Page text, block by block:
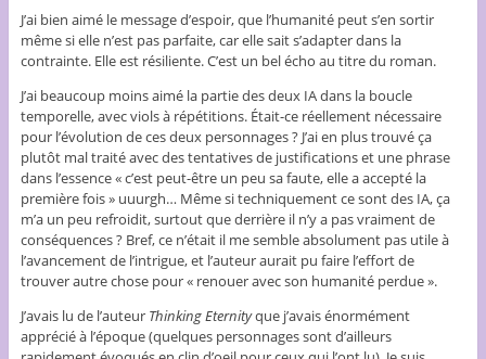
J’ai bien aimé le message d’espoir, que l’humanité peut s’en sortir
même si elle n’est pas parfaite, car elle sait s’adapter dans la
contrainte. Elle est résiliente. C’est un bel écho au titre du roman.
J’ai beaucoup moins aimé la partie des deux IA dans la boucle
temporelle, avec viols à répétitions. Était-ce réellement nécessaire
pour l’évolution de ces deux personnages ? J’ai en plus trouvé ça
plutôt mal traité avec des tentatives de justifications et une phrase
dans l’essence « c’est peut-être un peu sa faute, elle a accepté la
première fois » uuurgh… Même si techniquement ce sont des IA, ça
m’a un peu refroidit, surtout que derrière il n’y a pas vraiment de
conséquences ? Bref, ce n’était il me semble absolument pas utile à
l’avancement de l’intrigue, et l’auteur aurait pu faire l’effort de
trouver autre chose pour « renouer avec son humanité perdue ».
J’avais lu de l’auteur Thinking Eternityque j’avais énormément
apprécié à l’époque (quelques personnages sont d’ailleurs